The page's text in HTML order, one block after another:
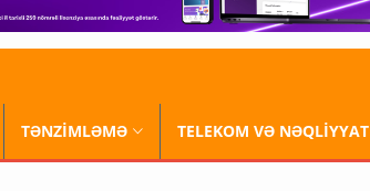
TƏNZİMLƏMƏ TELEKOM VƏ NƏQLİYYAT